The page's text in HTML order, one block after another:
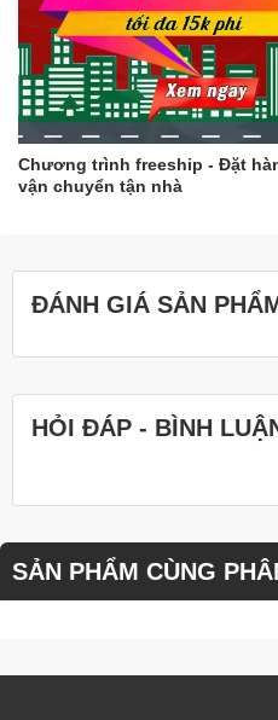
Chương trình freeship - Đặt
vận chuyển tận nhà
ĐÁNH GIÁ SẢN
HỎI ĐÁP - BÌNH
SẢN PHẨM CÙNG